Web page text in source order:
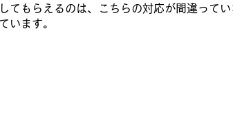
てもらえるのは、こちらの対応が間違って
います。